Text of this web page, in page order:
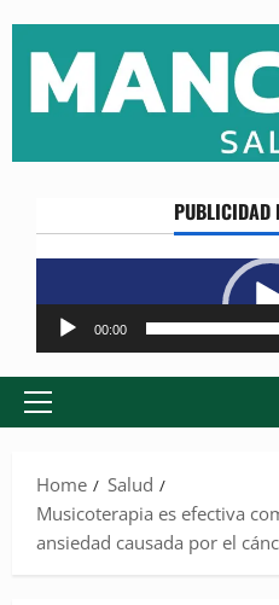
content
PUBLICIDAD
00:00
Primary
Home
Salud
Musicoterapia es efectiva
ansiedad causada por el